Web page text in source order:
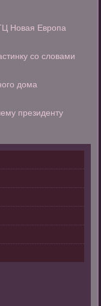
Новая Европа
со словами
дома
президенту